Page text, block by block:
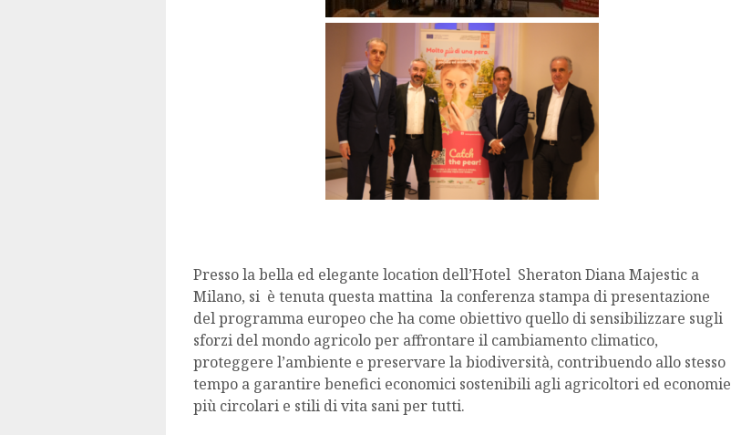
Presso la bella ed elegante location dell’Hotel Sheraton Diana Majestic a
Milano, si è tenuta questa mattina la conferenza stampa di presentazione
del programma europeo che ha come obiettivo quello di sensibilizzare sugli
sforzi del mondo agricolo per affrontare il cambiamento climatico,
proteggere l’ambiente e preservare la biodiversità, contribuendo allo stesso
tempo a garantire benefici economici sostenibili agli agricoltori ed economie
più circolari e stili di vita sani per tutti.